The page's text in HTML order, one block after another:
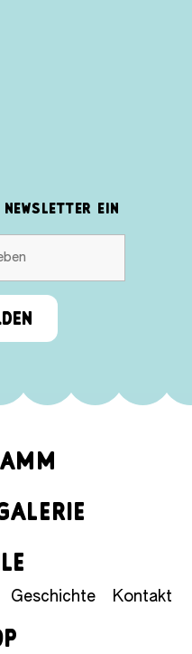
EIN
Geschichte Kontakt